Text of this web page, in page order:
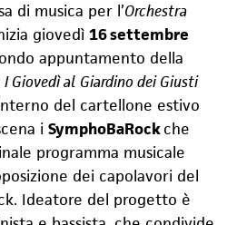
di musica per l’Orchestra
giovedì 16 settembre
appuntamento della
I Giovedì al Giardino dei Giusti
del cartellone estivo
i SymphoBaRockche
programma musicale
dei capolavori del
Ideatore del progetto è